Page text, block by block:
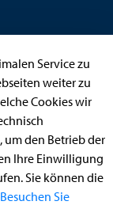
Service zu
weiter zu
Cookies wir
um den Betrieb der
Ihre Einwilligung
Sie können die
Besuchen Sie